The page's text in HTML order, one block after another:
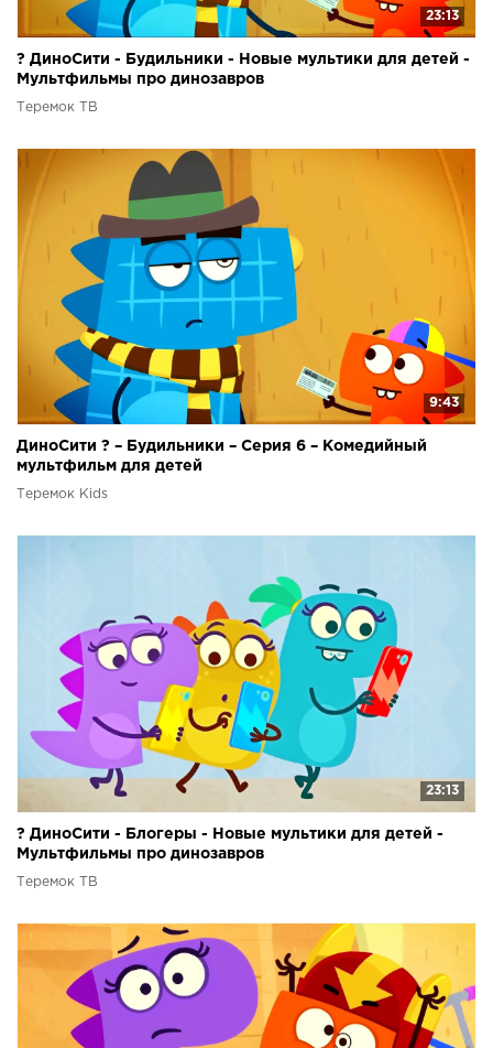
23:13
? ДиноСити - Будильники - Новые мультики для детей -
Мультфильмы про динозавров
Теремок ТВ
9:43
ДиноСити ? – Будильники – Серия 6 – Комедийный
мультфильм для детей
Теремок Kids
23:13
? ДиноСити - Блогеры - Новые мультики для детей -
Мультфильмы про динозавров
Теремок ТВ